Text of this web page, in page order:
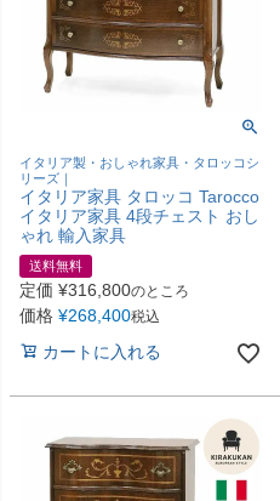
イタリア製・おしゃれ家具・タロッコシ
リーズ｜
イタリア家具 タロッコ Tarocco
イタリア家具 4段チェスト おし
ゃれ 輸入家具
送料無料
定価 ¥316,800のところ
価格 ¥268,400税込
カートに入れる